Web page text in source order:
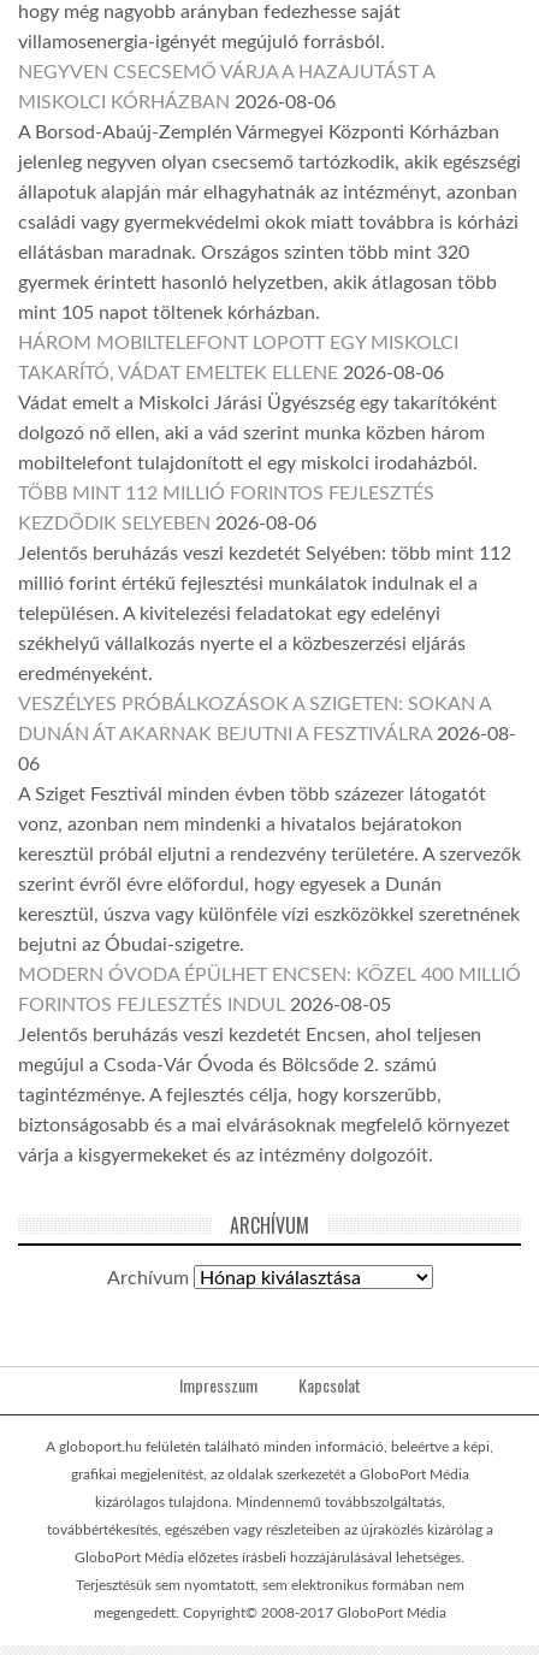
hogy még nagyobb arányban fedezhesse saját
villamosenergia-igényét megújuló forrásból.
NEGYVEN CSECSEMŐ VÁRJA A HAZAJUTÁST A
MISKOLCI KÓRHÁZBAN 2026-08-06
A Borsod-Abaúj-Zemplén Vármegyei Központi Kórházban
jelenleg negyven olyan csecsemő tartózkodik, akik egészségi
állapotuk alapján már elhagyhatnák az intézményt, azonban
családi vagy gyermekvédelmi okok miatt továbbra is kórházi
ellátásban maradnak. Országos szinten több mint 320
gyermek érintett hasonló helyzetben, akik átlagosan több
mint 105 napot töltenek kórházban.
HÁROM MOBILTELEFONT LOPOTT EGY MISKOLCI
TAKARÍTÓ, VÁDAT EMELTEK ELLENE 2026-08-06
Vádat emelt a Miskolci Járási Ügyészség egy takarítóként
dolgozó nő ellen, aki a vád szerint munka közben három
mobiltelefont tulajdonított el egy miskolci irodaházból.
TÖBB MINT 112 MILLIÓ FORINTOS FEJLESZTÉS
KEZDŐDIK SELYEBEN 2026-08-06
Jelentős beruházás veszi kezdetét Selyében: több mint 112
millió forint értékű fejlesztési munkálatok indulnak el a
településen. A kivitelezési feladatokat egy edelényi
székhelyű vállalkozás nyerte el a közbeszerzési eljárás
eredményeként.
VESZÉLYES PRÓBÁLKOZÁSOK A SZIGETEN: SOKAN A
DUNÁN ÁT AKARNAK BEJUTNI A FESZTIVÁLRA 2026-08-
06
A Sziget Fesztivál minden évben több százezer látogatót
vonz, azonban nem mindenki a hivatalos bejáratokon
keresztül próbál eljutni a rendezvény területére. A szervezők
szerint évről évre előfordul, hogy egyesek a Dunán
keresztül, úszva vagy különféle vízi eszközökkel szeretnének
bejutni az Óbudai-szigetre.
MODERN ÓVODA ÉPÜLHET ENCSEN: KÖZEL 400 MILLIÓ
FORINTOS FEJLESZTÉS INDUL 2026-08-05
Jelentős beruházás veszi kezdetét Encsen, ahol teljesen
megújul a Csoda-Vár Óvoda és Bölcsőde 2. számú
tagintézménye. A fejlesztés célja, hogy korszerűbb,
biztonságosabb és a mai elvárásoknak megfelelő környezet
várja a kisgyermekeket és az intézmény dolgozóit.
ARCHÍVUM
Archívum
Impresszum Kapcsolat
A globoport.hu felületén található minden információ, beleértve a képi,
grafikai megjelenítést, az oldalak szerkezetét a GloboPort Média
kizárólagos tulajdona. Mindennemű továbbszolgáltatás,
továbbértékesítés, egészében vagy részleteiben az újraközlés kizárólag a
GloboPort Média előzetes írásbeli hozzájárulásával lehetséges.
Terjesztésük sem nyomtatott, sem elektronikus formában nem
megengedett. Copyright© 2008-2017 GloboPort Média